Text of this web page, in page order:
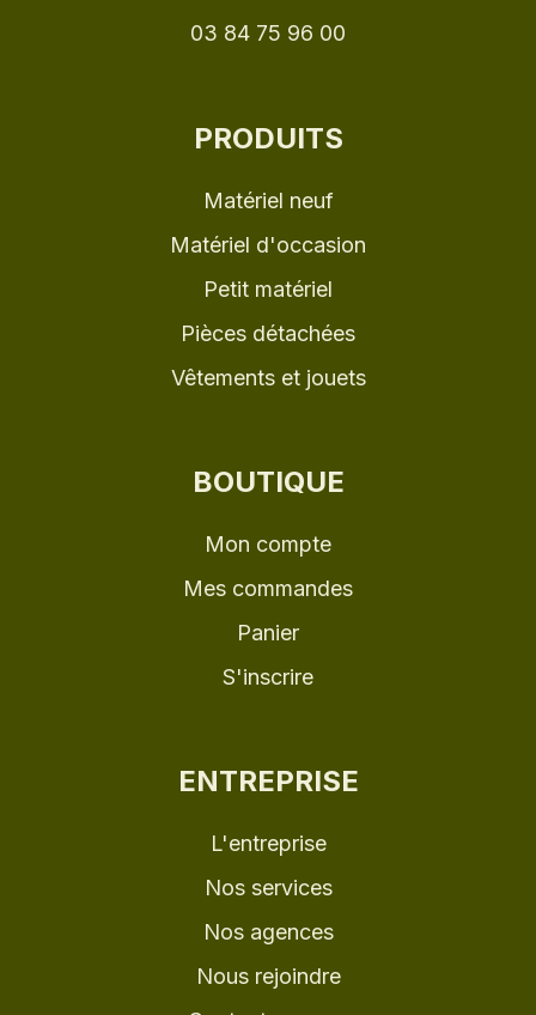
03 84 75 96 00
PRODUITS
Matériel neuf
Matériel d'occasion
Petit matériel
Pièces détachées
Vêtements et jouets
BOUTIQUE
Mon compte
Mes commandes
Panier
S'inscrire
ENTREPRISE
L'entreprise
Nos services
Nos agences
Nous rejoindre